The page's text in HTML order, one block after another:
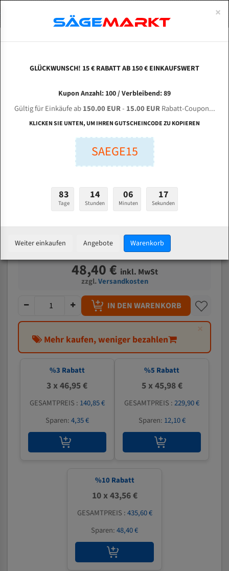
Marvel 81 Bi-Metal M42 HSS Bandsägeblatt
Länge (mm):
Stärken + Zahnteilung:
48,40 € inkl. MwSt
zzgl.Versandkosten
IN DEN WARENKORB
×
Mehr kaufen, weniger bezahlen
%3 Rabatt
3 x 46,95 €
GESAMTPREIS : 140,85 €
Sparen:4,35 €
%5 Rabatt
5 x 45,98 €
GESAMTPREIS :229,90 €
Sparen: 12,10 €
%10 Rabatt
10 x 43,56 €
GESAMTPREIS :435,60 €
Sparen:48,40 €
ABOUTS
ENGLISH
Bi-Metall Meterware
Fleischerei Bandsägeblätter
Bandmesser Glatt Meterware
Konvex Meterware
×
GLÜCKWUNSCH! 15 € RABATT AB 150 € EINKAUFSWERT
Kupon Anzahl: 100 / Verbleibend: 89
Gültig für Einkäufe ab150.00 EUR- 15.00 EURRabatt-Coupon...
KLICKEN SIE UNTEN, UM IHREN GUTSCHEINCODE ZU KOPIEREN
SAEGE15
83
Tage
14
Stunden
06
Minuten
16
Sekunden
Weiter einkaufen Angebote Warenkorb